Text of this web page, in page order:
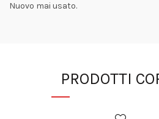
Nuovo mai usato.
PRODOTTI